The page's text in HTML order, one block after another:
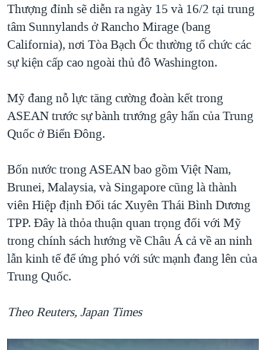
Thượng đỉnh sẽ diễn ra ngày 15 và 16/2 tại trung
tâm Sunnylands ở Rancho Mirage (bang
California), nơi Tòa Bạch Ốc thường tổ chức các
sự kiện cấp cao ngoài thủ đô Washington.
Mỹ đang nỗ lực tăng cường đoàn kết trong
ASEAN trước sự bành trướng gây hấn của Trung
Quốc ở Biển Đông.
Bốn nước trong ASEAN bao gồm Việt Nam,
Brunei, Malaysia, và Singapore cũng là thành
viên Hiệp định Đối tác Xuyên Thái Bình Dương
TPP. Đây là thỏa thuận quan trọng đối với Mỹ
trong chính sách hướng về Châu Á cả về an ninh
lẫn kinh tế để ứng phó với sức mạnh đang lên của
Trung Quốc.
Theo Reuters, Japan Times